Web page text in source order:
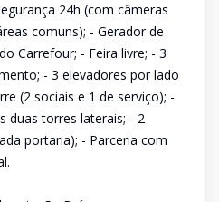
24h (com câmeras
comuns); - Gerador de
Carrefour; - Feira livre; - 3
- 3 elevadores por lado
(2 sociais e 1 de serviço); -
duas torres laterais; - 2
portaria); - Parceria com